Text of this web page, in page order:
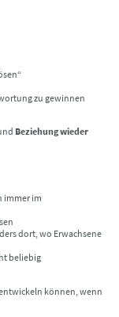
zu gewinnen
Beziehung wieder
immer im
dort, wo Erwachsene
beliebig
können, wenn